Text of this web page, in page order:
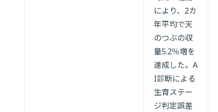
により、2カ
年平均で天
のつぶの収
量5.2％増を
達成した。A
I診断による
生育ステー
ジ判定誤差